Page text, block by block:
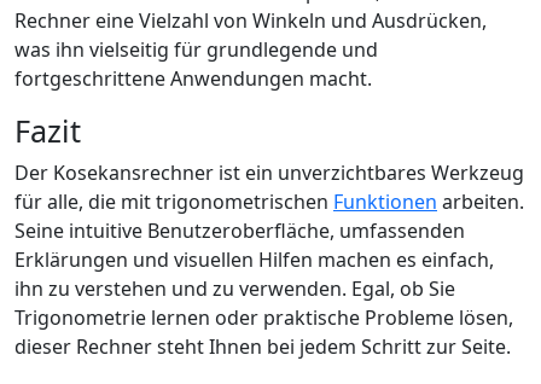
Rechner eine Vielzahl von Winkeln und Ausdrücken,
was ihn vielseitig für grundlegende und
fortgeschrittene Anwendungen macht.
Fazit
Der Kosekansrechner ist ein unverzichtbares Werkzeug
für alle, die mit trigonometrischen Funktionen arbeiten.
Seine intuitive Benutzeroberfläche, umfassenden
Erklärungen und visuellen Hilfen machen es einfach,
ihn zu verstehen und zu verwenden. Egal, ob Sie
Trigonometrie lernen oder praktische Probleme lösen,
dieser Rechner steht Ihnen bei jedem Schritt zur Seite.